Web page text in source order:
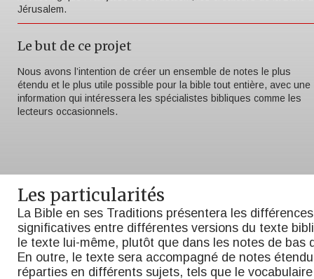
Jérusalem.
Le but de ce projet
Nous avons l’intention de créer un ensemble de notes le plus
étendu et le plus utile possible pour la bible tout entière, avec une
information qui intéressera les spécialistes bibliques comme les
lecteurs occasionnels.
Les particularités
La Bible en ses Traditions présentera les différences
significatives entre différentes versions du texte
le texte lui-même, plutôt que dans les notes de bas
En outre, le texte sera accompagné de notes
réparties en différents sujets, tels que le